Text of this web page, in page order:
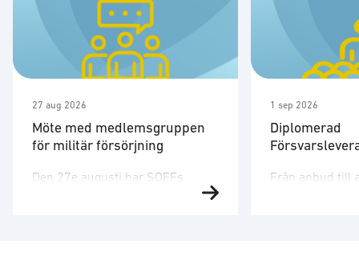
27 aug 2026
Möte med medlemsgruppen
för militär försörjning
Den 27e augusti har SOFFs
1 sep 2026
Diplomerad
Från anbud till